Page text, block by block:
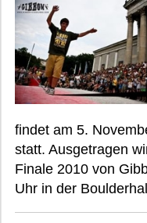
findet am 5.
statt. Ausgetragen
Finale 2010 von
Uhr in der